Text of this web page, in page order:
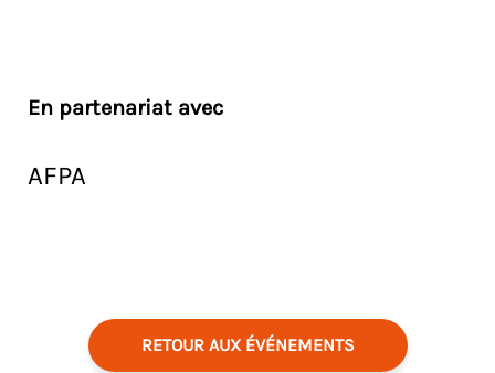
En partenariat avec
AFPA
RETOUR AUX ÉVÉNEMENTS